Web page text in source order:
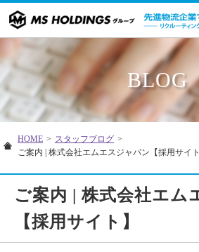
BLOG
HOME > スタッフブログ >
ご案内 | 株式会社エムエスジャパン【採用サイト
ご案内 | 株式会社エム
【採用サイト】